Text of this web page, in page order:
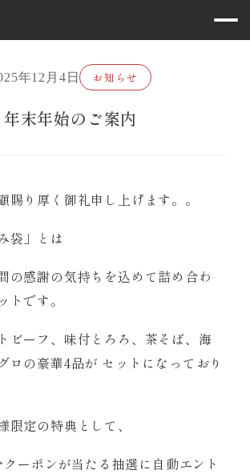
年12月4日 お知らせ
年末年始のご案内
賜り厚く御礼申し上げます。。
袋」とは
の感謝の気持ちを込めて詰め合わ
トです。
ビーフ、味付とろろ、茶そば、海
ロの豪華4品が セットになっており
限定の特典として、
ーポンが当たる抽選に自動エント